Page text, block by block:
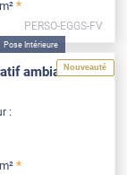
*
PERSO-EGGS-FV
Nouveauté
Pose Intérieure
ambiance
:
*